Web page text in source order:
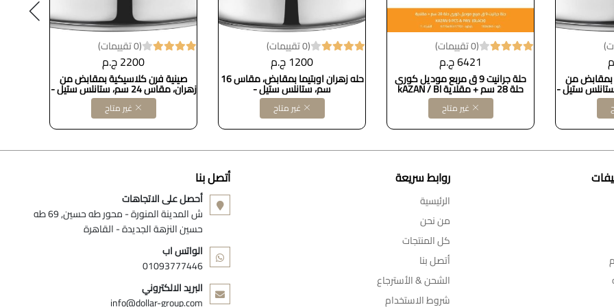
بمقابض من
22 سم، ستانلس ستيل -
(0 تقييمات)
6421 ج.م
حلة جرانيت 9 ق مربع موديل كورى
حلة 28 سم + مقلاية kAZAN / Bl
غير متاح
(0 تقييمات)
1200 ج.م
حله زهران اوبتيما بمقابض، مقاس 16
سم، ستانلس ستيل -
غير متاح
(0 تقييمات)
2200 ج.م
صينية فرن كلاسيكية بمقابض من
زهران، مقاس 24 سم، ستانلس ستيل -
330010224
غير متاح
روابط سريعة
الرئيسية
من نحن
كل المنتجات
أتصل بنا
الشحن & الأسترجاع
شروط الاستخدام
أتصل بنا
أحصل على الاتجاهات
ش المدينة المنورة - محور طه حسين, 69 طه
حسين النزهة الجديدة - القاهرة
الواتس اب
01093777446
البريد الالكتروني
info@dollar-group.com